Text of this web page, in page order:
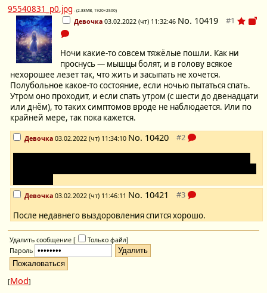
95540831_p0.jpg - (2.88MB, 1920×2560)
Девочка 03.02.2022 (чт) 11:32:46 No. 10419
Ночи какие-то совсем тяжёлые пошли. Как ни
проснусь — мышцы болят, и в голову всякое
нехорошее лезет так, что жить и засыпать не хочется.
Полубольное какое-то состояние, если ночью пытаться спать.
Утром оно проходит, и если спать утром (с шести до двенадцати
или днём), то таких симптомов вроде не наблюдается. Или по
крайней мере, так пока кажется.
Девочка 03.02.2022 (чт) 11:34:10 No. 10420
Девочка 03.02.2022 (чт) 11:46:11 No. 10421
После недавнего выздоровления спится хорошо.
Удалить сообщение [ Только файл]
Пароль
[Mod]